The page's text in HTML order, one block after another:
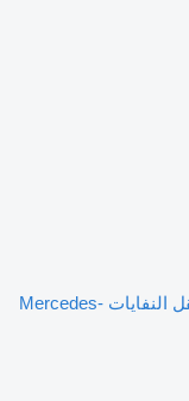
شاحنة جمع ونقل النفايات Mercedes-